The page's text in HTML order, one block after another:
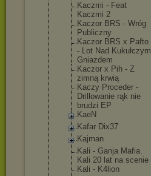
Kaczmi - Feat
Kaczmi 2
Kaczor BRS - Wróg
Publiczny
Kaczor BRS x Pafto
- Lot Nad Kukułczym
Gniazdem
Kaczor x Pih - Z
zimną krwią
Kaczy Proceder -
Drillowanie rąk nie
brudzi EP
KaeN
Kafar Dix37
Kajman
Kali - Ganja Mafia.
Kali 20 lat na scenie
Kali - K4lion